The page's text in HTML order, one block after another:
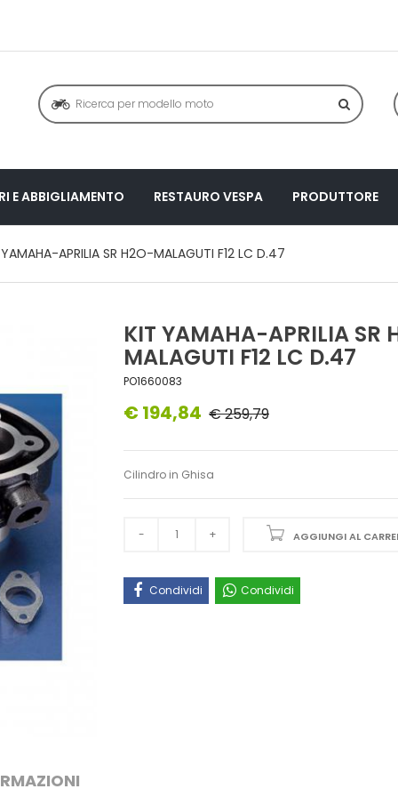
E ABBIGLIAMENTO RESTAURO VESPA PRODUTTORE
APRILIA SR H2O-MALAGUTI F12 LC D.47
KIT YAMAHA-APRILIA SR
MALAGUTI F12 LC D.47
PO1660083
€ 194,84 € 259,79
Cilindro in Ghisa
AGGIUNGI AL
Condividi Condividi